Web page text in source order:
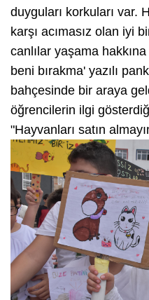
duyguları korkuları var.
karşı acımasız olan iyi
canlılar yaşama
beni bırakma' yazılı
bahçesinde bir araya
öğrencilerin ilgi
"Hayvanları satın